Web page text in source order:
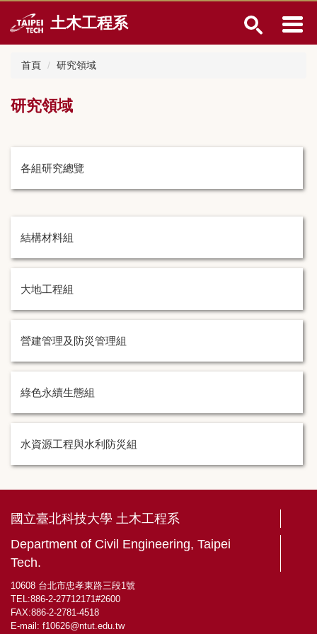
到
區
土木工程系
首頁 研究領域
研究領域
各組研究總覽
結構材料組
大地工程組
營建管理及防災管理組
綠色永續生態組
水資源工程與水利防災組
國立臺北科技大學 土木工程系
Department of Civil Engineering, Taipei
Tech.
10608 台北市忠孝東路三段1號
TEL:886-2-27712171#2600
FAX:886-2-2781-4518
E-mail: f10626@ntut.edu.tw